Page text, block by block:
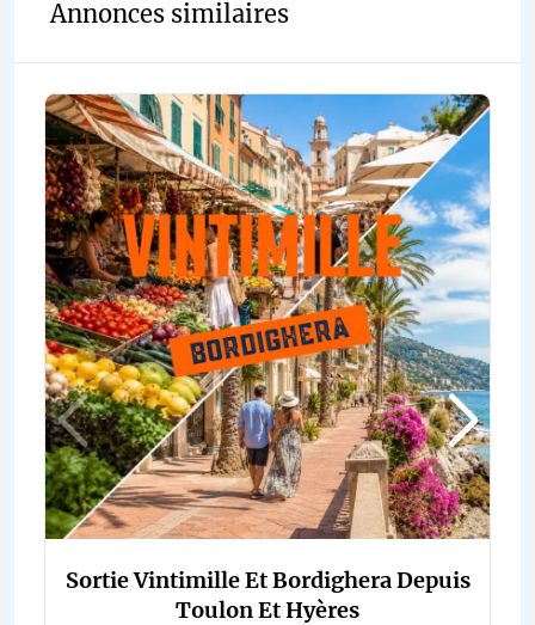
Annonces similaires
Sortie Vintimille Et Bordighera Depuis
Toulon Et Hyères